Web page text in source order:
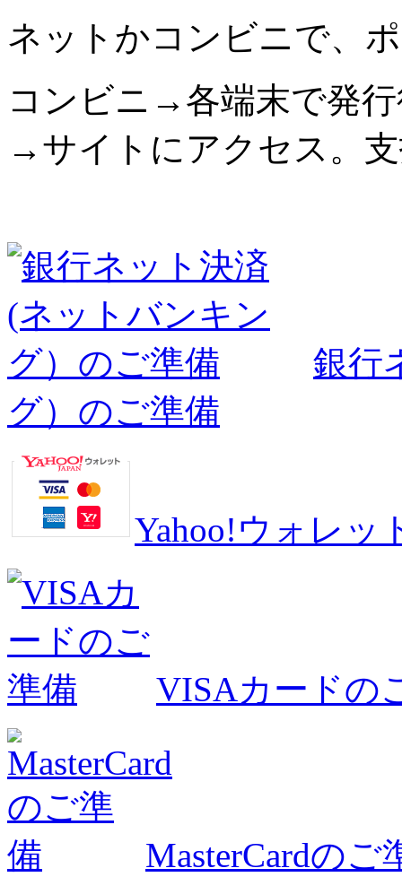
ネットかコンビニで、
コンビニ→各端末で発
→サイトにアクセス。
銀行
グ）のご準備
Yahoo!ウォレッ
VISAカードの
MasterCardのご